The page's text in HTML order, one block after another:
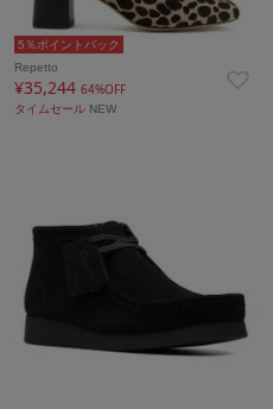
5％ポイントバック
Repetto
¥35,244 64%OFF
タイムセール NEW